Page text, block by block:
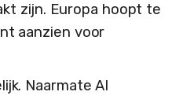
zijn. Europa hoopt te
aanzien voor
Naarmate AI